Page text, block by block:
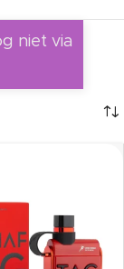
niet via